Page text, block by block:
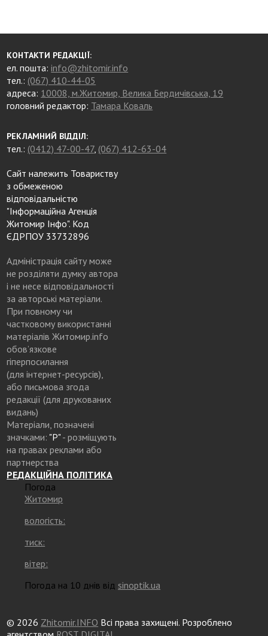
КОНТАКТИ РЕДАКЦІЇ:
ел. пошта:info@zhitomir.info
тел.: (067) 410-44-05
адреса: 10008, м.Житомир, Велика Бердичівська, 19
головний редактор: Тамара Коваль
РЕКЛАМНИЙ ВІДДІЛ:
тел.: (0412) 47-00-47, (067) 412-63-04
Сайт належить Товариству
з обмеженою
відповідальністю
"Інформаційна Агенція
Житомир Інфо". Код
ЄДРПОУ 33732896
Адміністрація сайту може
не розділяти думку автора
і не несе відповідальності
за авторські матеріали.
При повному чи
частковому використанні
матеріалів Житомир.info
обов’язкове
гіперпосилання
(для інтернет-ресурсів),
або письмова згода
редакції (для друкованих
видань)
Матеріали, позначені
значками: "Р"- розміщують
на правах реклами або
партнерства
РЕДАКЦІЙНА ПОЛІТИКА
Погода
Житомир
вологість:
тиск:
вітер:
Погода на 10 днів відsinoptik.ua
© 2026 Zhitomir.INFO Всі права захищені. Розроблено